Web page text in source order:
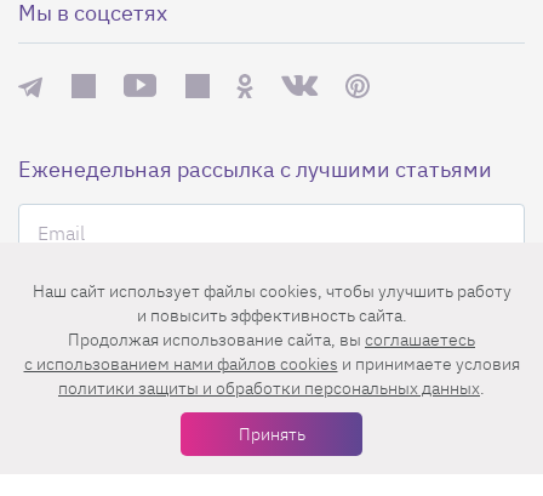
Мы в соцсетях
Еженедельная рассылка с лучшими статьями
Нажимая на кнопку «Подписаться», вы принимаете условия
пользовательского соглашения,политики конфиденциальности
Наш сайт использует файлы cookies, чтобы улучшить работу
и повысить эффективность сайта.
Продолжая использование сайта, вы соглашаетесь
c использованием нами файлов cookies и принимаете условия
политики защиты и обработки персональных данных.
Принять